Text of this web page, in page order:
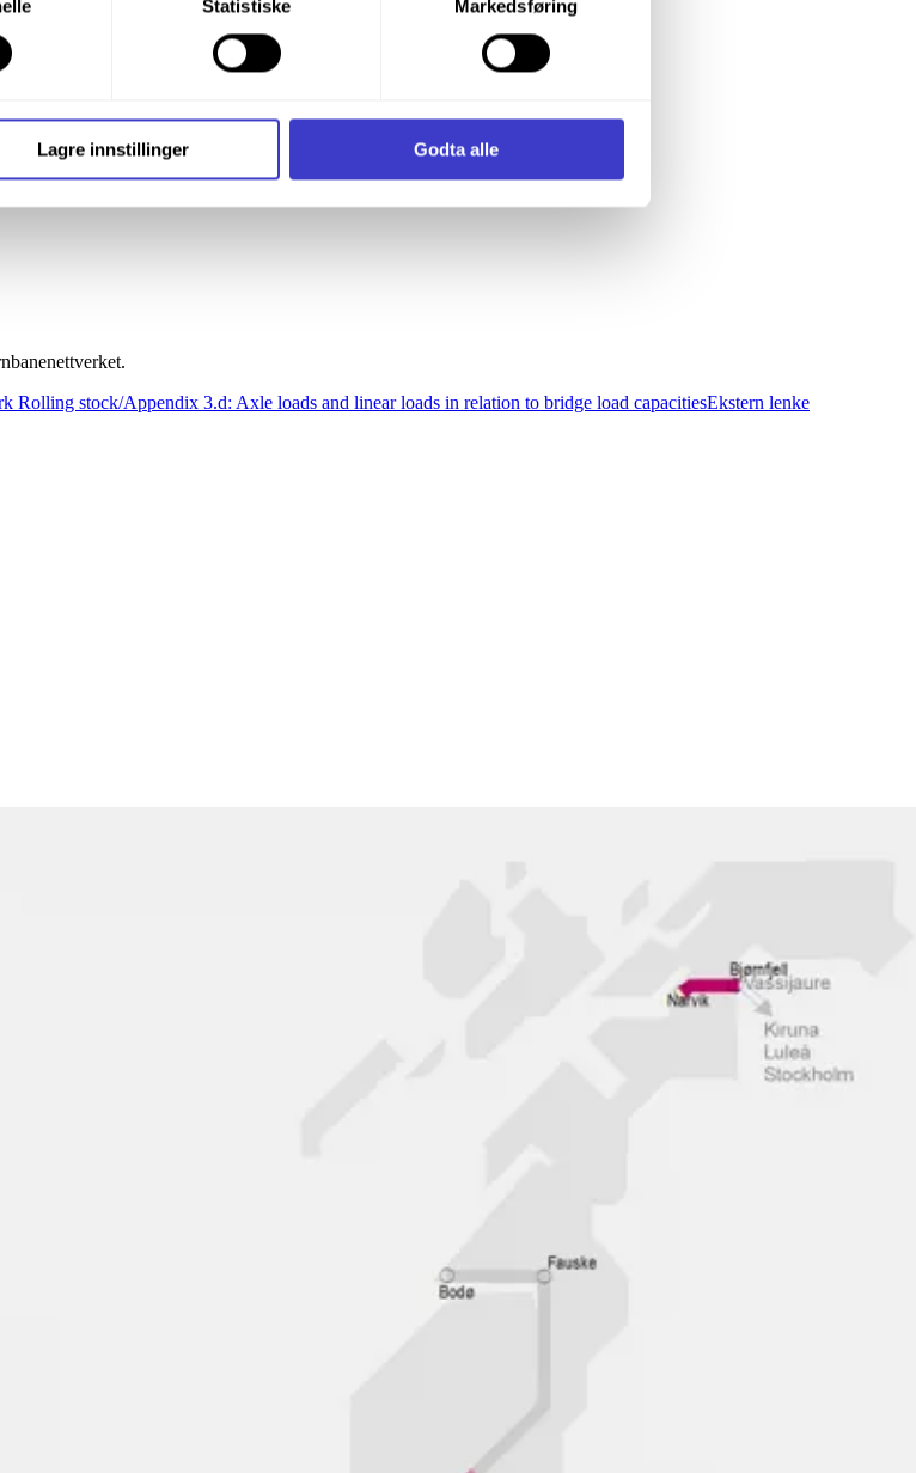
trykke «Lagre innstillingene».
og annen teknologi, og hvordan vi samler inn og behandler
(Cookies)
Statistiske Markedsføring
Lagre innstillinger Godta alle
Rolling stock/Appendix 3.d: Axle loads and linear loads in relation to bridge load capacitiesEkstern lenke